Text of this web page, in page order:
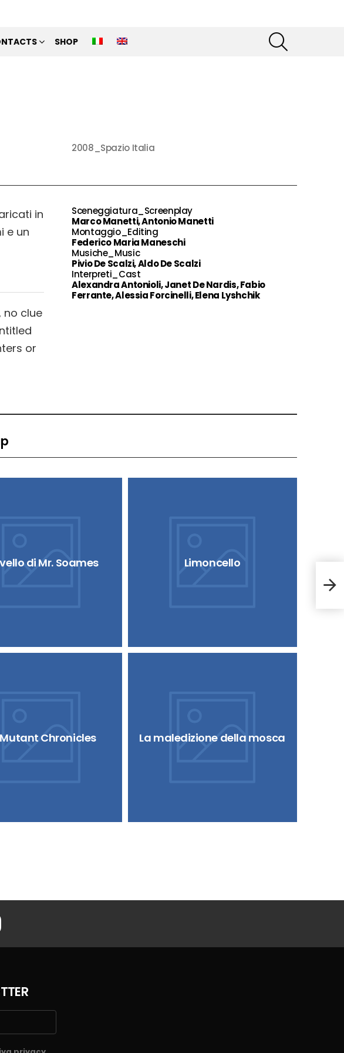
SHOP
2008_Spazio Italia
in
e un
no clue
or
Sceneggiatura_Screenplay
Marco Manetti, Antonio Manetti
Montaggio_Editing
Federico Maria Maneschi
Musiche_Music
Pivio De Scalzi, Aldo De Scalzi
Interpreti_Cast
Alexandra Antonioli, Janet De Nardis, Fabio
Ferrante, Alessia Forcinelli, Elena Lyshchik
di Mr. Soames Limoncello
Chronicles La maledizione della mosca
Il